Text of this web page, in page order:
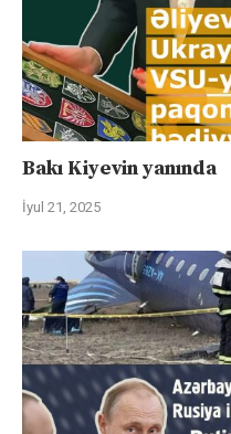
Bakı Kiyevin yanında
İyul 21, 2025